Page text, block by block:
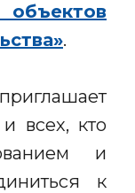
.
всех, кто
и
к